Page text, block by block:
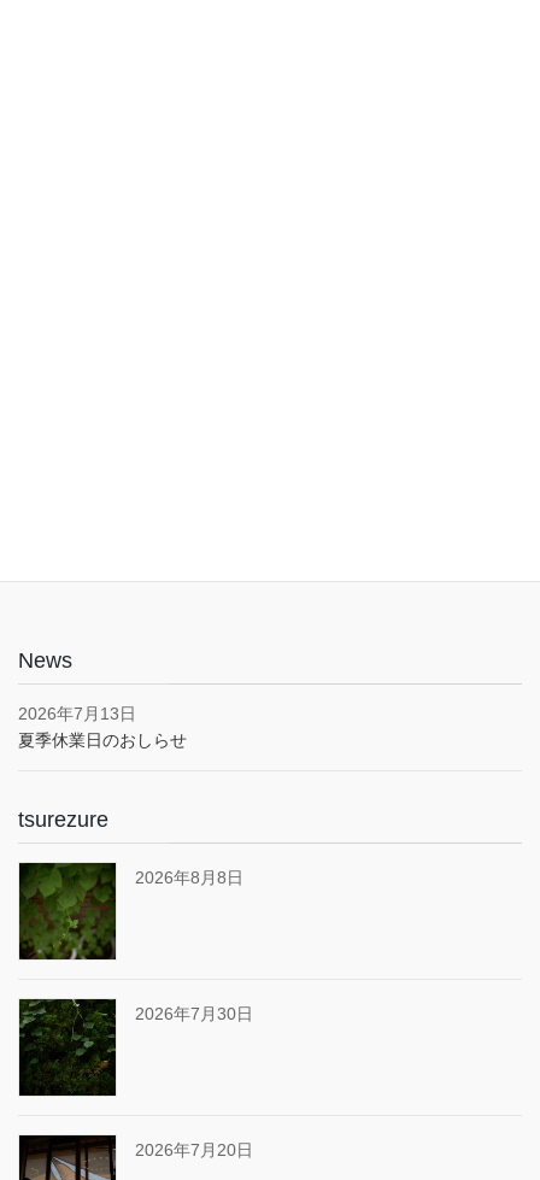
News
2026年7月13日
夏季休業日のおしらせ
tsurezure
2026年8月8日
2026年7月30日
2026年7月20日